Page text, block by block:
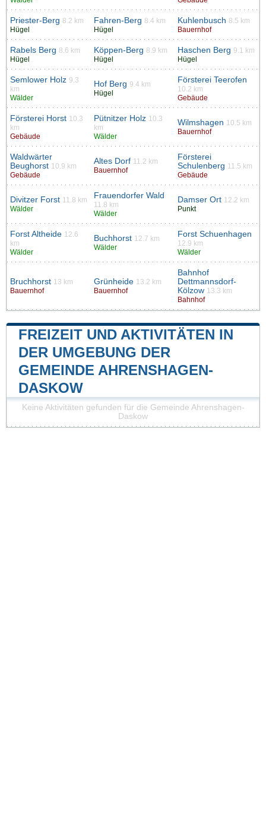
Priester-Berg 8.2 km
Hügel
Fahren-Berg 8.4 km
Hügel
Kuhlenbusch 8.5 km
Bauernhof
Rabels Berg 8.6 km
Hügel
Köppen-Berg 8.9 km
Hügel
Haschen Berg 9.1 km
Hügel
Semlower Holz 9.3
km
Wälder
Hof Berg 9.4 km
Hügel
Försterei Teerofen
10.2 km
Gebäude
Försterei Horst 10.3
km
Gebäude
Pütnitzer Holz 10.3
km
Wälder
Wilmshagen 10.5 km
Bauernhof
Waldwärter
Beughorst 10.9 km
Gebäude
Altes Dorf 11.2 km
Bauernhof
Försterei
Schulenberg 11.5 km
Gebäude
Divitzer Forst 11.8 km
Wälder
Frauendorfer Wald
11.8 km
Wälder
Damser Ort 12.2 km
Punkt
Forst Altheide 12.6
km
Wälder
Buchhorst 12.7 km
Wälder
Forst Schuenhagen
12.9 km
Wälder
Bruchhorst 13 km
Bauernhof
Grünheide 13.2 km
Bauernhof
Bahnhof
Dettmannsdorf-
Kölzow 13.3 km
Bahnhof
FREIZEIT UND AKTIVITÄTEN IN
DER UMGEBUNG DER
GEMEINDE AHRENSHAGEN-
DASKOW
Keine Aktivitäten gefunden für die Gemeinde Ahrenshagen-
Daskow